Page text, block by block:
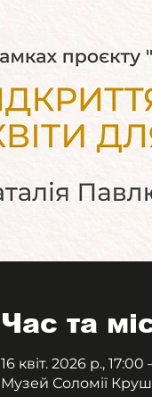
Час та
16 квіт. 2026 р., 17:00
Музей Соломії